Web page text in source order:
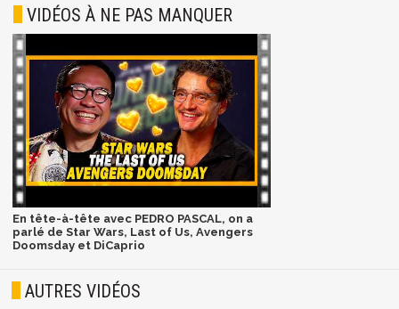
VIDÉOS À NE PAS MANQUER
En tête-à-tête avec PEDRO PASCAL, on a
parlé de Star Wars, Last of Us, Avengers
Doomsday et DiCaprio
AUTRES VIDÉOS